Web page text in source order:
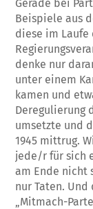
Gerade bei
Beispiele aus
diese im Laufe
denke nur
unter einem
kamen und
Deregulierung
umsetzte und
1945 mittrug.
jede/r für sich
am Ende nicht
nur Taten.
„Mitmach-